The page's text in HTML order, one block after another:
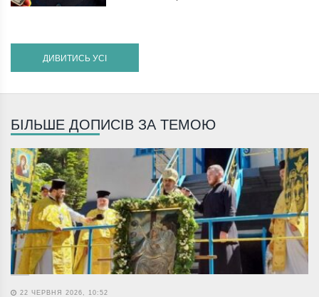
ДИВИТИСЬ УСІ
БІЛЬШЕ ДОПИСІВ ЗА ТЕМОЮ
22 ЧЕРВНЯ 2026, 10:52